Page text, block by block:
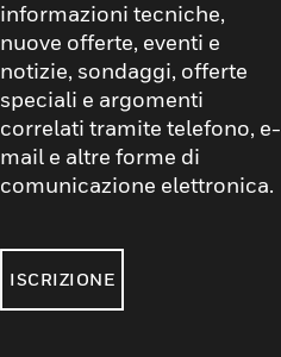
informazioni tecniche,
nuove offerte, eventi e
notizie, sondaggi, offerte
speciali e argomenti
correlati tramite telefono, e-
mail e altre forme di
comunicazione elettronica.
ISCRIZIONE